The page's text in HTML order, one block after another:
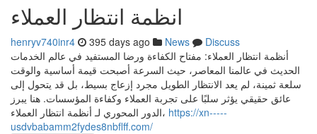
انظمة انتظار العملاء
henryv740inr4 395 days ago News
Discuss
أنظمة انتظار العملاء: مفتاح الكفاءة ورضا المستفيد في عالم الخدمات
الحديث في عالمنا المعاصر، حيث السرعة أصبحت قيمة أساسية والوقت
سلعة ثمينة، لم يعد الانتظار الطويل مجرد إزعاج بسيط، بل قد يتحول إلى
عائق حقيقي يؤثر سلبًا على تجربة العملاء وكفاءة المؤسسات. هنا يبرز
الدور المحوري لـ أنظمة انتظار العملاء، https://xn-----
usdvbabamm2fydes8nbflff.com/